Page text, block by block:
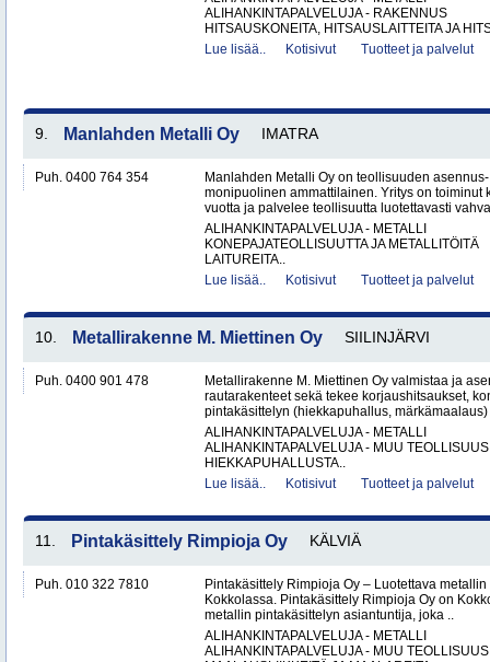
ALIHANKINTAPALVELUJA - RAKENNUS
HITSAUSKONEITA, HITSAUSLAITTEITA JA
Lue lisää..
Kotisivut Tuotteet ja palvelut
9. Manlahden Metalli Oy IMATRA
Puh. 0400 764 354
Manlahden Metalli Oy on teollisuuden
monipuolinen ammattilainen. Yritys on toiminut
vuotta ja palvelee teollisuutta luotettavasti
ALIHANKINTAPALVELUJA - METALLI
KONEPAJATEOLLISUUTTA JA METALLITÖITÄ
LAITUREITA..
Lue lisää..
Kotisivut Tuotteet ja palvelut
10. Metallirakenne M. Miettinen Oy SIILINJÄRVI
Puh. 0400 901 478
Metallirakenne M. Miettinen Oy valmistaa ja
rautarakenteet sekä tekee korjaushitsaukset,
pintakäsittelyn (hiekkapuhallus,
ALIHANKINTAPALVELUJA - METALLI
ALIHANKINTAPALVELUJA - MUU TEOLLISUUS
HIEKKAPUHALLUSTA..
Lue lisää..
Kotisivut Tuotteet ja palvelut
11. Pintakäsittely Rimpioja Oy KÄLVIÄ
Puh. 010 322 7810
Pintakäsittely Rimpioja Oy – Luotettava
Kokkolassa. Pintakäsittely Rimpioja Oy on
metallin pintakäsittelyn asiantuntija, joka ..
ALIHANKINTAPALVELUJA - METALLI
ALIHANKINTAPALVELUJA - MUU TEOLLISUUS